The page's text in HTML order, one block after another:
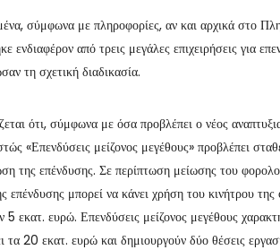
σύμφωνα με πληροφορίες, αν και αρχικά στο
ενδιαφέρον από τρεις μεγάλες επιχειρήσεις για
τη σχετική διαδικασία.
ότι, σύμφωνα με όσα προβλέπει ο νέος
«Επενδύσεις μείζονος μεγέθους» προβλέπει
της επένδυσης. Σε περίπτωση μείωσης του
επένδυσης μπορεί να κάνει χρήση του κινήτρου
εκατ. ευρώ. Επενδύσεις μείζονος μεγέθους
τα 20 εκατ. ευρώ και δημιουργούν δύο θέσεις